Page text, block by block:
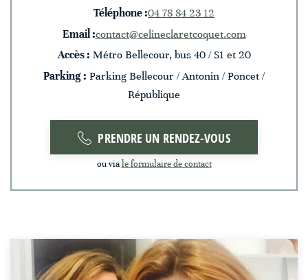
Téléphone :04 78 84 23 12
Email :contact@celineclaretcoquet.com
Accès : Métro Bellecour, bus 40 / S1 et 20
Parking : Parking Bellecour / Antonin / Poncet /
République
PRENDRE UN RENDEZ-VOUS
ou viale formulaire de contact
Gwendoline
Hamon